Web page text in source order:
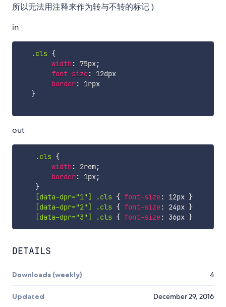
所以无法用注释来作为转与不转的标记 )
in
.cls {
width: 75px;
font-size:
12dpx
border:
1rpx
}
out
.cls {
width: 2rem;
border: 1px;
}
[data-dpr="1"] .cls { font-size: 12px }
[data-dpr="2"] .cls { font-size: 24px }
[data-dpr="3"] .cls { font-size: 36px }
DETAILS
Downloads (weekly) 4
Updated December 29, 2016